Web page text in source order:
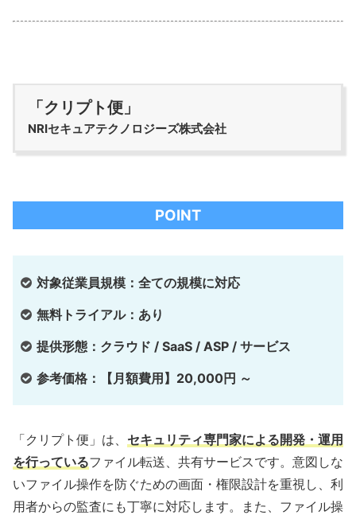
「クリプト便」
NRIセキュアテクノロジーズ株式会社
POINT
対象従業員規模：全ての規模に対応
無料トライアル：あり
提供形態：クラウド / SaaS / ASP / サービス
参考価格：【月額費用】20,000円 ～
「クリプト便」は、 セキュリティ専門家による開発・運用
を行っているファイル転送、共有サービスです。意図しな
いファイル操作を防ぐための画面・権限設計を重視し、利
用者からの監査にも丁寧に対応します。また、ファイル操